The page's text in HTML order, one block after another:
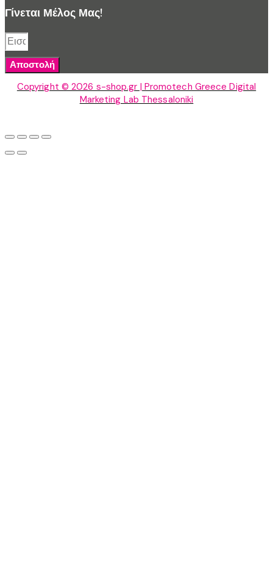
Γίνεται Μέλος Μας!
Αποστολή
Copyright © 2026 s-shop.gr | Promotech Greece Digital
Marketing Lab Thessaloniki